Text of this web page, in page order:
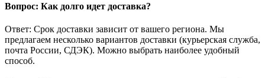
Вопрос: Как долго идет доставка?
Ответ: Срок доставки зависит от вашего региона. Мы
предлагаем несколько вариантов доставки (курьерская служба,
почта России, СДЭК). Можно выбрать наиболее удобный
способ.